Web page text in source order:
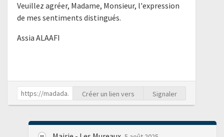
Veuillez agréer, Madame, Monsieur, l'expression
de mes sentiments distingués.
Assia ALAAFI
Créer un lien vers Signaler